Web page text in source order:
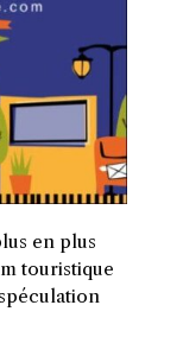
en plus
touristique